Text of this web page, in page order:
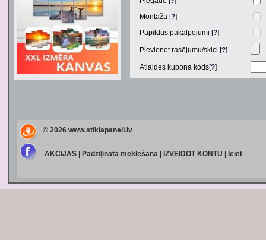
Montāža [?]
Papildus pakalpojumi [?]
Pievienot rasējumu/skici [?]
Atlaides kupona kods[?]
© 2026 www.stiklapaneli.lv
AKCIJAS| Padziļinātā meklēšana| IZVEIDOT KONTU Ieiet